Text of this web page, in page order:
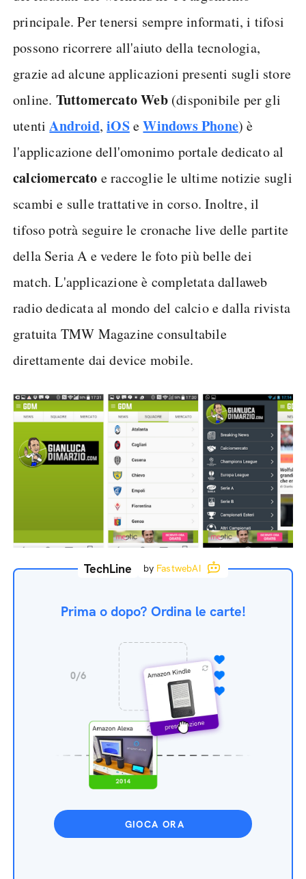
principale. Per tenersi sempre informati, i tifosi
possono ricorrere all'aiuto della tecnologia,
grazie ad alcune applicazioni presenti sugli store
online. Tuttomercato Web (disponibile per gli
utentiAndroid,iOSeWindows Phone) è
l'applicazione dell'omonimo portale dedicato al
calciomercato e raccoglie le ultime notizie sugli
scambi e sulle trattative in corso. Inoltre, il
tifoso potrà seguire le cronache live delle partite
della Seria A e vedere le foto più belle dei
match. L'applicazione è completata dallaweb
radio dedicata al mondo del calcio e dalla rivista
gratuita TMW Magazine consultabile
direttamente dai device mobile.
TechLine by FastwebAI
Prima o dopo? Ordina le carte!
GIOCA ORA